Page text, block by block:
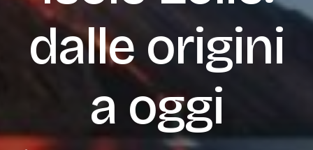
CONTATTI
dalle origini
a oggi